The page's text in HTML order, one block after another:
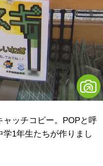
ッチコピー。POPと呼
1年生たちが作りまし